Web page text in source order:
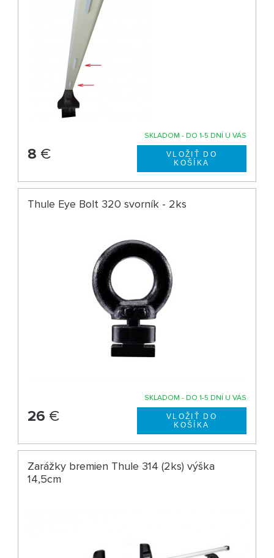
SKLADOM - DO 1-5 DNÍ U VÁS
8 €
Thule Eye Bolt 320 svorník - 2ks
SKLADOM - DO 1-5 DNÍ U VÁS
26 €
Zarážky bremien Thule 314 (2ks) výška
14,5cm